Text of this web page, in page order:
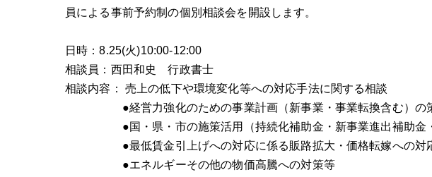
員による事前予約制の個別相談会を開設します。
日時：8.25(火)10:00-12:00
相談員：西田和史 行政書士
相談内容： 売上の低下や環境変化等への対応手法に関する相談
●経営力強化のための事業計画（新事業・事業転換含む）の策
●国・県・市の施策活用（持続化補助金・新事業進出補助金・
●最低賃金引上げへの対応に係る販路拡大・価格転嫁への対
●エネルギーその他の物価高騰への対策等